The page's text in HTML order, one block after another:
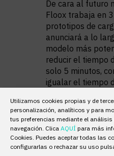
Utilizamos cookies propias y de
personalización, analíticos y para
tus preferencias mediante el
navegación. Clica AQUÍ para más
Cookies. Puedes aceptar todas las
configurarlas o rechazar su uso
De cara al futuro
Floox trabaja en
prototipos de
anunciará a lo
modelo más
reducir el tiempo
solo 5 minutos,
igualar el tiempo
gasolinera.
Todo este
posible gracias
Premium PSU,